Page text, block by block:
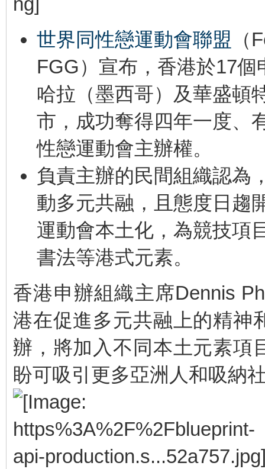
世界同性戀運動會聯盟
FGG）宣布，香港於17
哈拉（墨西哥）及華盛頓
市，成功奪得四年一度、
性戀運動會主辦權。
負責主辦的民間組織認為
動多元共融，且態度日趨
運動會本土化，為競技項
書法等港式元素。
香港申辦組織主席Dennis
港在促進多元共融上的精神
辦，將加入不同本土元素項
盼可吸引更多亞洲人和吸納